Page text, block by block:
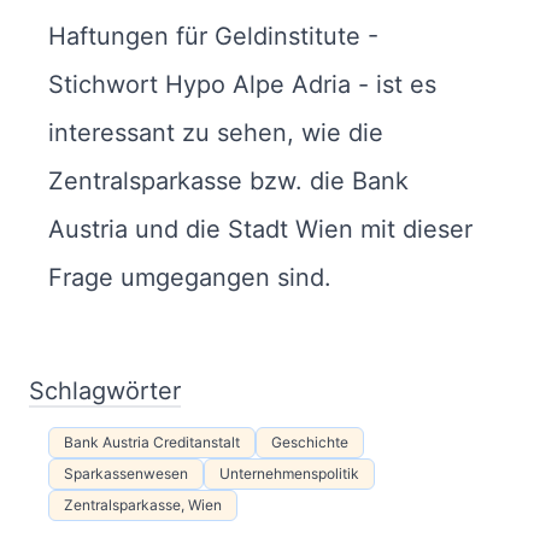
Haftungen für Geldinstitute -
Stichwort Hypo Alpe Adria - ist es
interessant zu sehen, wie die
Zentralsparkasse bzw. die Bank
Austria und die Stadt Wien mit dieser
Frage umgegangen sind.
Schlagwörter
Bank Austria Creditanstalt
Geschichte
Sparkassenwesen
Unternehmenspolitik
Zentralsparkasse, Wien